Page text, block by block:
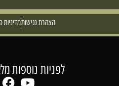
הצהרת נגישותמדיניות
לפניות נוספות